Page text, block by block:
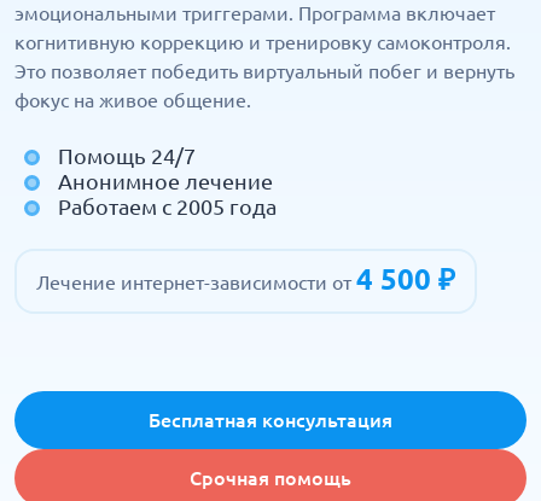
эмоциональными триггерами. Программа включает
когнитивную коррекцию и тренировку самоконтроля.
Это позволяет победить виртуальный побег и вернуть
фокус на живое общение.
Помощь 24/7
Анонимное лечение
Работаем с 2005 года
Лечение интернет-зависимости от4 500 ₽
Бесплатная консультация
Срочная помощь